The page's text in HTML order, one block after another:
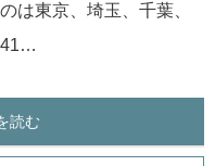
は東京、埼玉、千葉、
41…
読む